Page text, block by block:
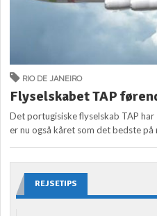
RIO DE JANEIRO
Flyselskabet TAP
Det portugisiske flyselskab TAP
er nu også kåret som det bedste på
REJSETIPS